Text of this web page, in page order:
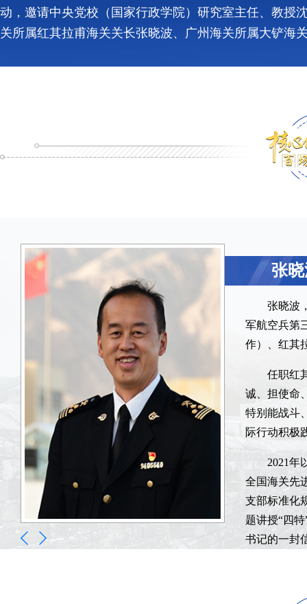
动，邀请中央党校（国家行政学院）研究室主任、教授
关所属红其拉甫海关关长张晓波、广州海关所属大铲海
胡
胡戎，
长。作为新
手，荣获“
她所驻
一关和出境
优良作风；
力素质，协
监管任务
沈
沈传亮
一批”人才
历史演进
纪律和规矩
刊发表文章
张
张晓波
军航空兵第
作）、红其
任职红
诚、担使命
特别能战斗
际行动积极
2021年
全国海关先
支部标准化
题讲授“四
书记的一封